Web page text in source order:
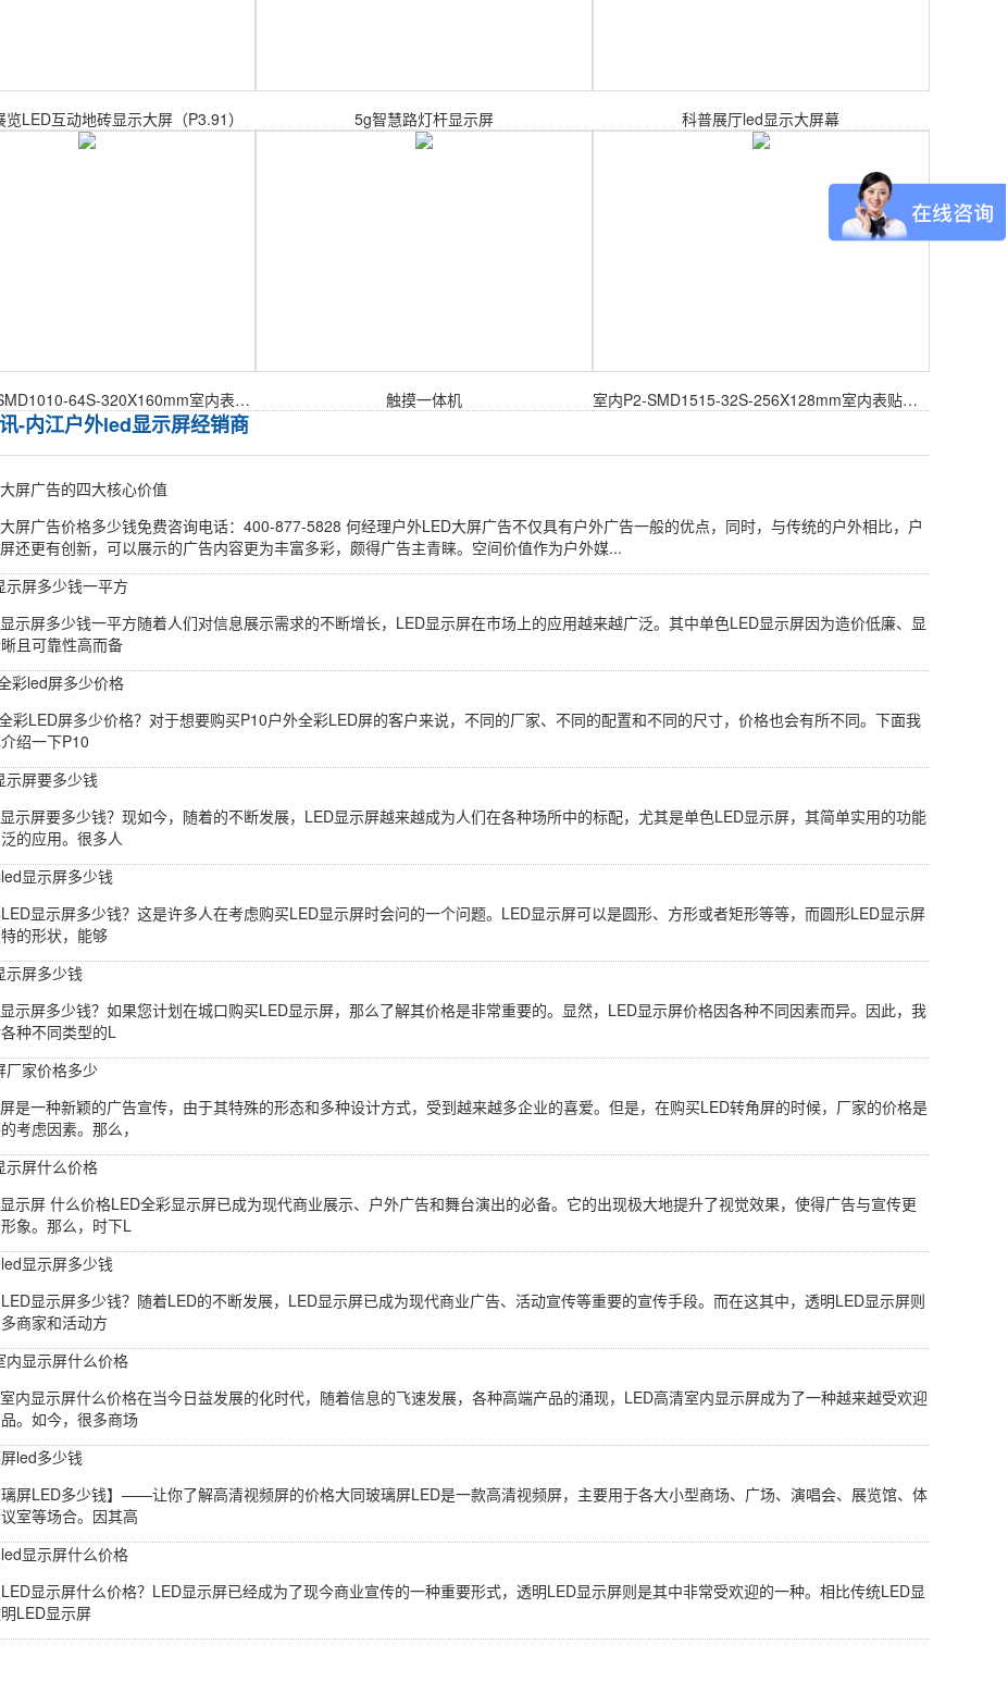
LED互动地砖显示大屏（P3.91） 5g智慧路灯杆显示屏 科普展厅led显示大屏幕
室内P1.25-SMD1010-64S-320X160mm室内表贴模组 触摸一体机 室内P2-SMD1515-32S-256X128mm室内表贴模组
-内江户外led显示屏经销商
屏广告的四大核心价值
屏广告价格多少钱免费咨询电话：400-877-5828 何经理户外LED大屏广告不仅具有户外广告一般的优点，同时，与传统的户外相比，户
还更有创新，可以展示的广告内容更为丰富多彩，颇得广告主青睐。空间价值作为户外媒...
示屏多少钱一平方
示屏多少钱一平方随着人们对信息展示需求的不断增长，LED显示屏在市场上的应用越来越广泛。其中单色LED显示屏因为造价低廉、显
且可靠性高而备
彩led屏多少价格
彩LED屏多少价格？对于想要购买P10户外全彩LED屏的客户来说，不同的厂家、不同的配置和不同的尺寸，价格也会有所不同。下面我
绍一下P10
示屏要多少钱
示屏要多少钱？现如今，随着的不断发展，LED显示屏越来越成为人们在各种场所中的标配，尤其是单色LED显示屏，其简单实用的功能
的应用。很多人
显示屏多少钱
显示屏多少钱？这是许多人在考虑购买LED显示屏时会问的一个问题。LED显示屏可以是圆形、方形或者矩形等等，而圆形LED显示屏
的形状，能够
示屏多少钱
示屏多少钱？如果您计划在城口购买LED显示屏，那么了解其价格是非常重要的。显然，LED显示屏价格因各种不同因素而异。因此，我
种不同类型的L
厂家价格多少
是一种新颖的广告宣传，由于其特殊的形态和多种设计方式，受到越来越多企业的喜爱。但是，在购买LED转角屏的时候，厂家的价格是
考虑因素。那么，
示屏什么价格
示屏 什么价格LED全彩显示屏已成为现代商业展示、户外广告和舞台演出的必备。它的出现极大地提升了视觉效果，使得广告与宣传更
象。那么，时下L
显示屏多少钱
显示屏多少钱？随着LED的不断发展，LED显示屏已成为现代商业广告、活动宣传等重要的宣传手段。而在这其中，透明LED显示屏则
商家和活动方
内显示屏什么价格
内显示屏什么价格在当今日益发展的化时代，随着信息的飞速发展，各种高端产品的涌现，LED高清室内显示屏成为了一种越来越受欢迎
。如今，很多商场
led多少钱
璃屏LED多少钱】——让你了解高清视频屏的价格大同玻璃屏LED是一款高清视频屏，主要用于各大小型商场、广场、演唱会、展览馆、体
室等场合。因其高
显示屏什么价格
显示屏什么价格？LED显示屏已经成为了现今商业宣传的一种重要形式，透明LED显示屏则是其中非常受欢迎的一种。相比传统LED显
LED显示屏